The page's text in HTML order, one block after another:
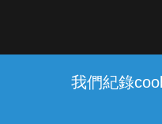
我們紀錄